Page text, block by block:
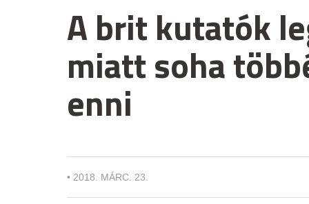
A brit kutatók
miatt soha
enni
• 2018. MÁRC. 23.